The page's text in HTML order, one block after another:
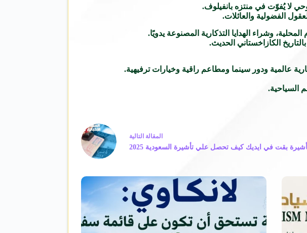
لا يُفوّت في منتزه بانفيلوف.
الفضولية والعائلات.
وشراء الهدايا التذكارية المصنوعة يدويًا.
الكازاخستاني الحديث.
عالمية ودور سينما ومطاعم راقية وخيارات ترفيهية.
السياحية.
المقالة التالية
بقت في ايديك كيف تحصل علي تأشيرة السعودية 2025